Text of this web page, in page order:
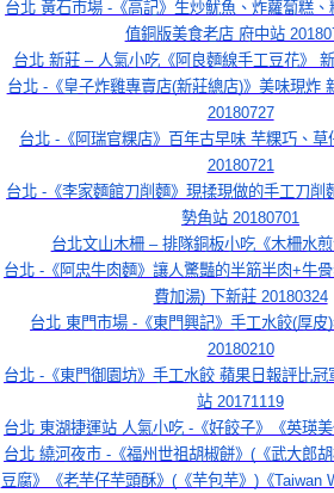
台北 黃石市場 -《高記》生炒魷魚、炸蘿蔔糕
值銅版美食老店 府中站
台北 新莊 – 人氣小吃《阿良麵線手工豆花》
台北 -《皇子炸雞專賣店(新莊總店)》美味現炸
20180727
台北 -《阿瑞官粿店》百年古早味 芋粿巧、
20180721
台北 -《李家麵館刀削麵》現揉現做的手工刀削
勢角站 20180701
台北文山木柵 – 排隊銅板小吃《木柵水
台北 -《阿忠牛肉麵》讓人驚豔的半筋半肉+牛
費加湯) 下新莊 20180324
台北 東門市場 -《東門興記》手工水餃(厚皮
20180210
台北 -《東門御園坊》手工水餃 蘋果日報評比
站 20171119
台北 東湖捷運站 人氣小吃 -《好餃子》《英瑛
台北 繞河夜市 -《福州世祖胡椒餅》(《武大郎
豆腐》《老芋仔芋頭酥》(《芋包芋》)《Taiwan